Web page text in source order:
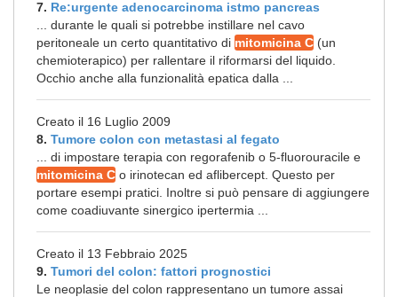
7. Re:urgente adenocarcinoma istmo pancreas
... durante le quali si potrebbe instillare nel cavo
peritoneale un certo quantitativo di mitomicina C (un
chemioterapico) per rallentare il riformarsi del liquido.
Occhio anche alla funzionalità epatica dalla ...
Creato il 16 Luglio 2009
8. Tumore colon con metastasi al fegato
... di impostare terapia con regorafenib o 5-fluorouracile e
mitomicina C o irinotecan ed aflibercept. Questo per
portare esempi pratici. Inoltre si può pensare di aggiungere
come coadiuvante sinergico ipertermia ...
Creato il 13 Febbraio 2025
9. Tumori del colon: fattori prognostici
Le neoplasie del colon rappresentano un tumore assai